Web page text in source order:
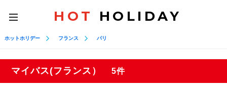
toggle
navigation
HOT HOLIDAY
ホットホリデー フランス パリ
マイバス(フランス） 5件